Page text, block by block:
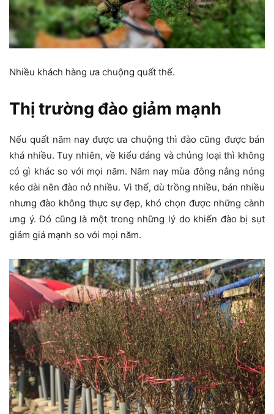
Nhiều khách hàng ưa chuộng quất thế.
Thị trường đào giảm mạnh
Nếu quất năm nay được ưa chuộng thì đào cũng được bán
khá nhiều. Tuy nhiên, về kiểu dáng và chủng loại thì không
có gì khác so với mọi năm. Năm nay mùa đông nắng nóng
kéo dài nên đào nở nhiều. Vì thế, dù trồng nhiều, bán nhiều
nhưng đào không thực sự đẹp, khó chọn được những cành
ưng ý. Đó cũng là một trong những lý do khiến đào bị sụt
giảm giá mạnh so với mọi năm.